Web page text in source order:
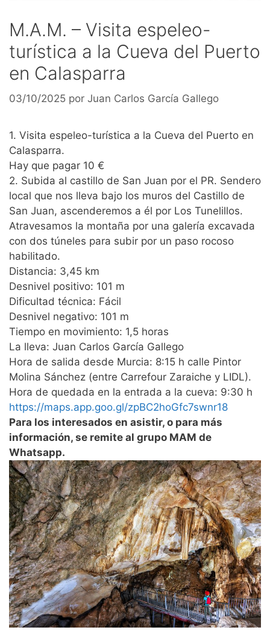
M.A.M. – Visita espeleo-
turística a la Cueva del Puerto
en Calasparra
03/10/2025 por Juan Carlos García Gallego
1. Visita espeleo-turística a la Cueva del Puerto en
Calasparra.
Hay que pagar 10 €
2. Subida al castillo de San Juan por el PR. Sendero
local que nos lleva bajo los muros del Castillo de
San Juan, ascenderemos a él por Los Tunelillos.
Atravesamos la montaña por una galería excavada
con dos túneles para subir por un paso rocoso
habilitado.
Distancia: 3,45 km
Desnivel positivo: 101 m
Dificultad técnica: Fácil
Desnivel negativo: 101 m
Tiempo en movimiento: 1,5 horas
La lleva: Juan Carlos García Gallego
Hora de salida desde Murcia: 8:15 h calle Pintor
Molina Sánchez (entre Carrefour Zaraiche y LIDL).
Hora de quedada en la entrada a la cueva: 9:30 h
https://maps.app.goo.gl/zpBC2hoGfc7swnr18
Para los interesados en asistir, o para más
información, se remite al grupo MAM de
Whatsapp.